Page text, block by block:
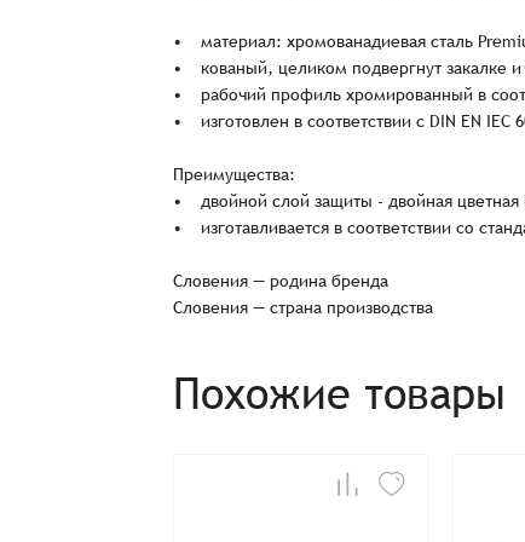
Заказ успешно
• материал: хромованадиевая сталь
• кованый, целиком подвергнут закалке и
• рабочий профиль хромированный в
• изготовлен в соответствии с DIN EN IEC
Преимущества:
• двойной слой защиты - двойная цветная
• изготавливается в соответствии со
Словения — родина бренда
Словения — страна производства
Похожие товары